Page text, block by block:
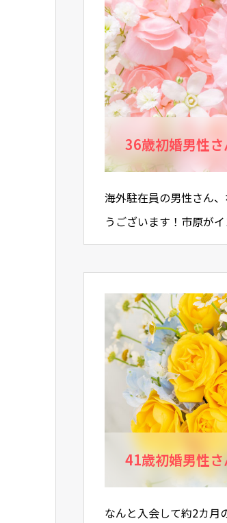
36歳初婚男性
海外駐在員の男性さん
うございます！市原が
になったことがきっか
41歳初婚男性
なんと入会して約2カ月